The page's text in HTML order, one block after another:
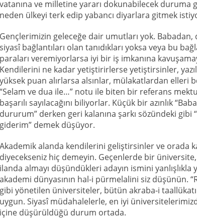
vatanına ve milletine yararı dokunabilecek duruma
neden ülkeyi terk edip yabancı diyarlara gitmek
Gençlerimizin geleceğe dair umutları yok.
siyasî bağlantıları olan tanıdıkları yoksa veya bu
paraları veremiyorlarsa iyi bir iş imkanına
Kendilerini ne kadar yetiştirirlerse yetiştirsinler,
yüksek puan alırlarsa alsınlar, mülakatlardan elleri
“Selam ve dua ile…” notu ile biten bir referans
başarılı sayılacağını biliyorlar. Küçük bir azınlık
dururum” derken geri kalanına şarkı sözündeki gibi
giderim” demek düşüyor.
Akademik alanda kendilerini geliştirsinler ve orada
diyecekseniz hiç demeyin. Geçenlerde bir
ilanda almayı düşündükleri adayın ismini yanlışlıkla
akademi dünyasının hal-i pürmelalini siz düşünün.
gibi yönetilen üniversiteler, bütün akraba-i
uygun. Siyasî müdahalelerle, en iyi
içine düşürüldüğü durum ortada.